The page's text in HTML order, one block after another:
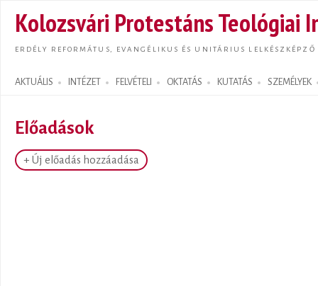
Kolozsvári Protestáns Teológiai
ERDÉLY REFORMÁTUS, EVANGÉLIKUS ÉS UNITÁRIUS LELKÉSZKÉPZŐ
AKTUÁLIS INTÉZET FELVÉTELI OKTATÁS KUTATÁS SZEMÉLYEK
Search form
Előadások
+ Új előadás hozzáadása